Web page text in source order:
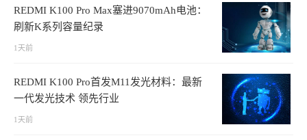
REDMI K100 Pro Max塞进9070mAh电池：
刷新K系列容量纪录
1天前
REDMI K100 Pro首发M11发光材料：最新
一代发光技术 领先行业
1天前